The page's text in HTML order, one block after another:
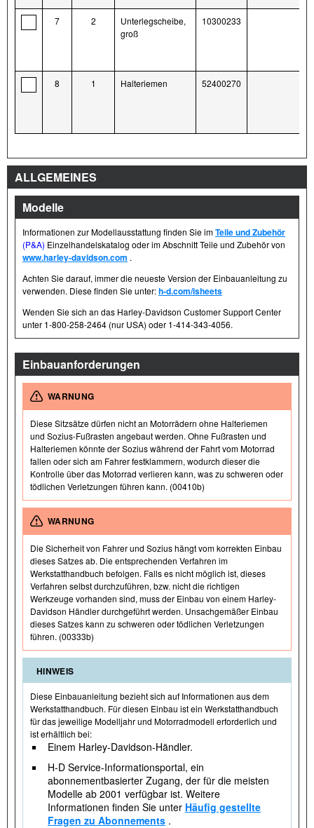
7 2
Unterlegscheibe,
groß
10300233
8 1 Halteriemen 52400270
ALLGEMEINES
Modelle
Informationen zur Modellausstattung finden Sie imTeile und Zubehör
(P&A) Einzelhandelskatalog oder im Abschnitt Teile und Zubehör von
www.harley-davidson.com .
Achten Sie darauf, immer die neueste Version der Einbauanleitung zu
verwenden. Diese finden Sie unter:h-d.com/isheets
Wenden Sie sich an das Harley-Davidson Customer Support Center
unter 1-800-258-2464 (nur USA) oder 1-414-343-4056.
Einbauanforderungen
WARNUNG
Diese Sitzsätze dürfen nicht an Motorrädern ohne Halteriemen
und Sozius-Fußrasten angebaut werden. Ohne Fußrasten und
Halteriemen könnte der Sozius während der Fahrt vom Motorrad
fallen oder sich am Fahrer festklammern, wodurch dieser die
Kontrolle über das Motorrad verlieren kann, was zu schweren oder
tödlichen Verletzungen führen kann. (00410b)
WARNUNG
Die Sicherheit von Fahrer und Sozius hängt vom korrekten Einbau
dieses Satzes ab. Die entsprechenden Verfahren im
Werkstatthandbuch befolgen. Falls es nicht möglich ist, dieses
Verfahren selbst durchzuführen, bzw. nicht die richtigen
Werkzeuge vorhanden sind, muss der Einbau von einem Harley-
Davidson Händler durchgeführt werden. Unsachgemäßer Einbau
dieses Satzes kann zu schweren oder tödlichen Verletzungen
führen. (00333b)
HINWEIS
Diese Einbauanleitung bezieht sich auf Informationen aus dem
Werkstatthandbuch. Für diesen Einbau ist ein Werkstatthandbuch
für das jeweilige Modelljahr und Motorradmodell erforderlich und
ist erhältlich bei:
Einem Harley-Davidson-Händler.
H-D Service-Informationsportal, ein
abonnementbasierter Zugang, der für die meisten
Modelle ab 2001 verfügbar ist. Weitere
Informationen finden Sie unter Häufig gestellte
Fragen zu Abonnements .